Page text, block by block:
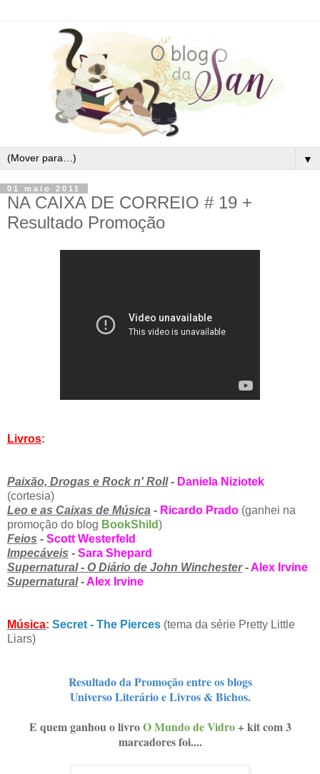
▼
01 maio 2011
NA CAIXA DE CORREIO # 19 +
Resultado Promoção
Livros:
Paixão, Drogas e Rock n' Roll- Daniela Niziotek
(cortesia)
Leo e as Caixas de Música - Ricardo Prado (ganhei na
promoção do blog BookShild)
Feios - Scott Westerfeld
Impecáveis - Sara Shepard
Supernatural - O Diário de John Winchester-Alex Irvine
Supernatural-Alex Irvine
Música: Secret - The Pierces (tema da série Pretty Little
Liars)
Resultado da Promoção entre os blogs
Universo Literário e Livros & Bichos.
E quem ganhou o livroO Mundo de Vidro+ kit com 3
marcadores foi....